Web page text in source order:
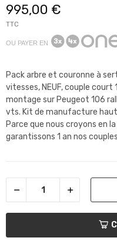
995,00 €
TTC
OU PAYER EN
Pack arbre et couronne à
vitesses, NEUF, couple
montage sur Peugeot 106
vts. Kit de manufacture
Parce que nous croyons en
garantissons 1 an nos